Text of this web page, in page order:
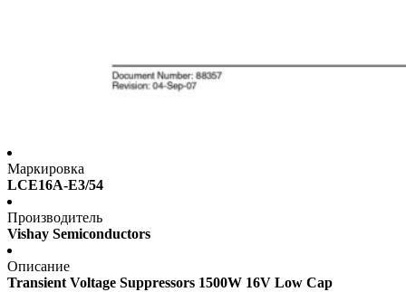
Маркировка
LCE16A-E3/54
Производитель
Vishay Semiconductors
Описание
Transient Voltage Suppressors 1500W 16V Low Cap